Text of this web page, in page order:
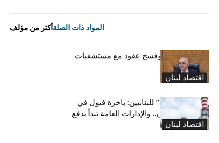
المواد ذات الصلةأكثر من مؤلف
اقتصاد لبنان
كركي: إنذارات وفسخ عقود مع مستشفيات
مخالفة
اقتصاد لبنان
بشرى “كهربائية” للبنانيين: باخرة فيول في
طريقها إلى لبنان.. والإدارات العامة تبدأ بدفع
متوجباتها